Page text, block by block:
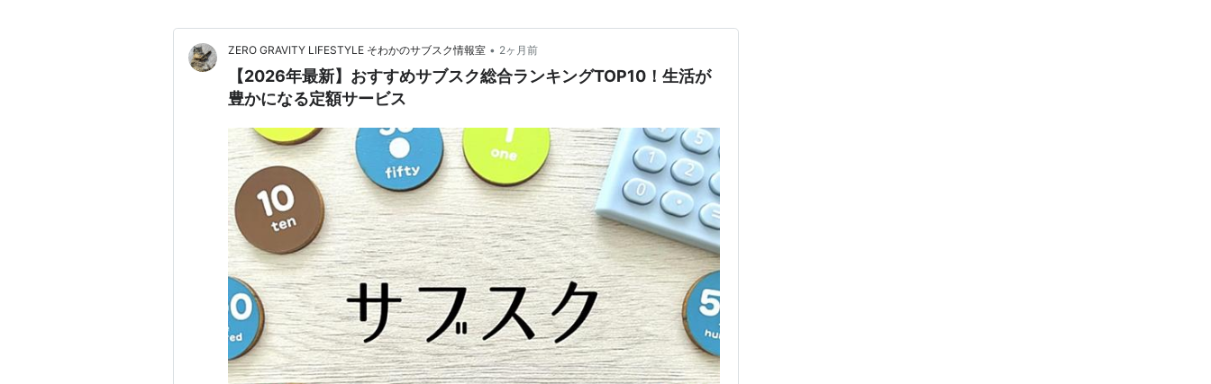
ZERO GRAVITY LIFESTYLE そわかのサブスク情報室 • 2ヶ月前
【2026年最新】おすすめサブスク総合ランキングTOP10！生活が
豊かになる定額サービス